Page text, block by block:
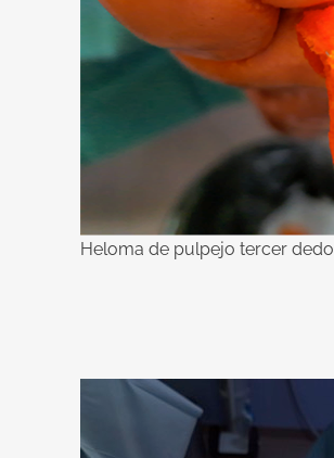
Heloma de pulpejo tercer dedo